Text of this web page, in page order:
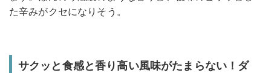
た辛みがクセになりそう。
サクッと食感と香り高い風味がたまらない！ダ